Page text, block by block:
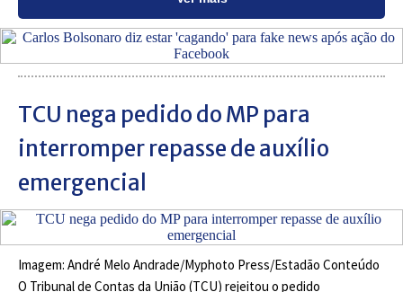
TCU nega pedido do MP para
interromper repasse de auxílio
emergencial
Imagem: André Melo Andrade/Myphoto Press/Estadão Conteúdo
O Tribunal de Contas da União (TCU) rejeitou o pedido